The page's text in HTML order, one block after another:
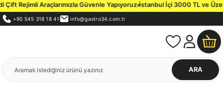
Rejimli Araçlarımızla Güvenle Yapıyoruz.İstanbul İçi 3000 TL ve
+90 545 318 18 41 info@gastro34.com.tr
ARA